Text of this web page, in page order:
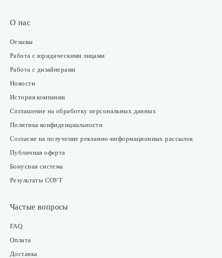
О нас
Отзывы
Работа с юридическими лицами
Работа с дизайнерами
Новости
История компании
Соглашение на обработку персональных данных
Политика конфиденциальности
Согласие на получение рекламно-информационных рассылок
Публичная оферта
Бонусная система
Результаты СОУТ
Частые вопросы
FAQ
Оплата
Доставка